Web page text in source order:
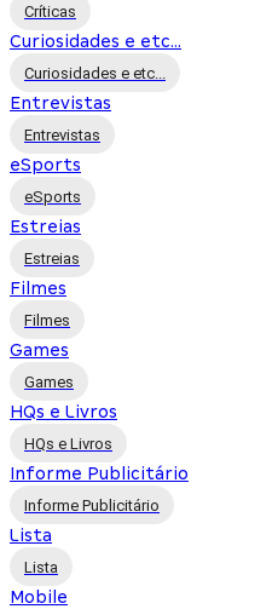
Críticas
Curiosidades e etc...
Curiosidades e etc...
Entrevistas
Entrevistas
eSports
eSports
Estreias
Estreias
Filmes
Filmes
Games
Games
HQs e Livros
HQs e Livros
Informe Publicitário
Informe Publicitário
Lista
Lista
Mobile